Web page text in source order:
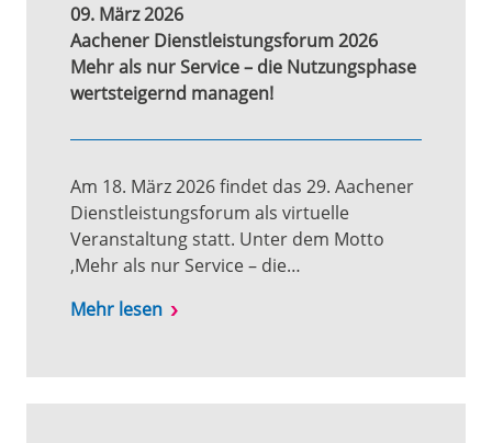
09. März 2026
Aachener Dienstleistungsforum 2026
Mehr als nur Service – die Nutzungsphase
wertsteigernd managen!
Am 18. März 2026 findet das 29. Aachener
Dienstleistungsforum als virtuelle
Veranstaltung statt. Unter dem Motto
‚Mehr als nur Service – die…
Mehr lesen